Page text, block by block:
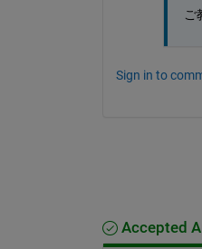
ご
Sign in to
Accepted